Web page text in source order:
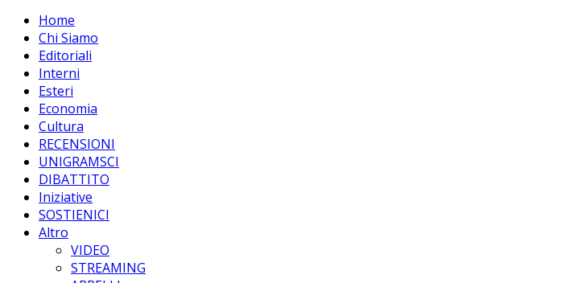
Home
Chi Siamo
Editoriali
Interni
Esteri
Economia
Cultura
RECENSIONI
UNIGRAMSCI
DIBATTITO
Iniziative
SOSTIENICI
Altro
VIDEO
STREAMING